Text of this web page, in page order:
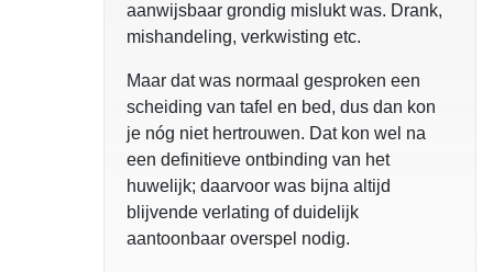
aanwijsbaar grondig mislukt was. Drank,
mishandeling, verkwisting etc.
Maar dat was normaal gesproken een
scheiding van tafel en bed, dus dan kon
je nóg niet hertrouwen. Dat kon wel na
een definitieve ontbinding van het
huwelijk; daarvoor was bijna altijd
blijvende verlating of duidelijk
aantoonbaar overspel nodig.